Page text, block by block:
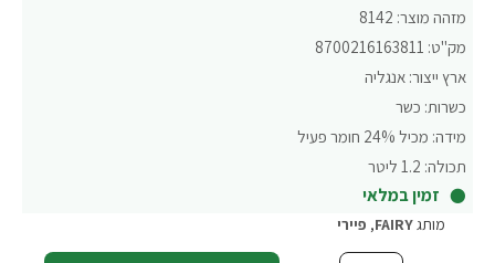
מזהה מוצר: 8142
מק"ט: 8700216163811
ארץ ייצור: אנגליה
כשרות: כשר
מידה: מכיל 24% חומר פעיל
תכולה: 1.2 ליטר
זמין במלאי
מותגFAIRY
, פיירי